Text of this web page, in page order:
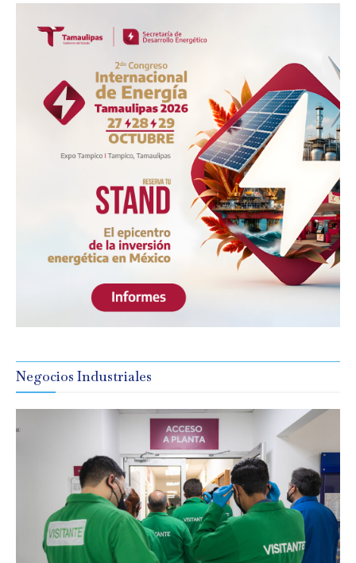
Negocios Industriales